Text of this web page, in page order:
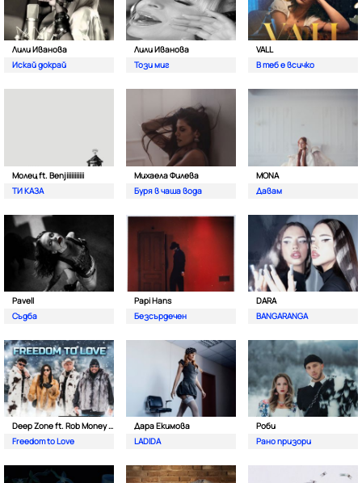
Лили Иванова
Искай докрай
Лили Иванова
Този миг
VALL
В теб е всичко
Молец ft. Benjiiiiiiiiiii
ТИ КАЗА
Михаела Филева
Буря в чаша вода
MONA
Давам
Pavell
Съдба
Papi Hans
Безсърдечен
DARA
BANGARANGA
Deep Zone ft. Rob Money (C-Block)
Freedom to Love
Дара Екимова
LADIDA
Роби
Рано призори